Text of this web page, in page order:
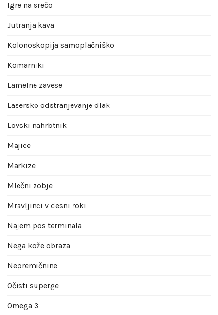
Igre na srečo
Jutranja kava
Kolonoskopija samoplačniško
Komarniki
Lamelne zavese
Lasersko odstranjevanje dlak
Lovski nahrbtnik
Majice
Markize
Mlečni zobje
Mravljinci v desni roki
Najem pos terminala
Nega kože obraza
Nepremičnine
Očisti superge
Omega 3